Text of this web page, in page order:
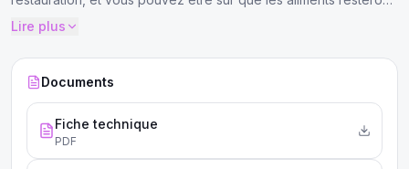
frais et réfrigérés pendant longtemps. Il a une grande capacité,
température facile à utiliser.
Lire plus
Documents
Fiche technique
PDF